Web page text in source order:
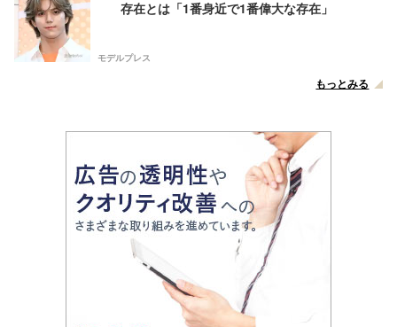
存在とは「1番身近で1番偉大な存在」
モデルプレス
もっとみる